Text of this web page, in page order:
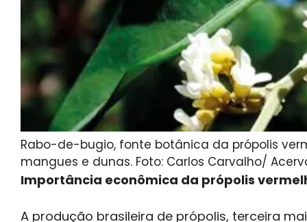
Rabo-de-bugio, fonte botânica da própolis
mangues e dunas. Foto: Carlos Carvalho/
Importância econômica da própolis
A produção brasileira de própolis, terceira